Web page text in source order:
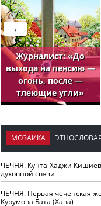
Журналист: «До
выхода на пенсию —
огонь, после —
тлеющие угли»
‹
МОЗАИКА
ЧЕЧНЯ. Кунта-Хаджи
духовной связи
ЧЕЧНЯ. Первая чеченская
Курумова Бата (Хава)